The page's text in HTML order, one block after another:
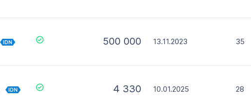
IDN 500 000 13.11.2023 35
IDN 4 330 10.01.2025 28